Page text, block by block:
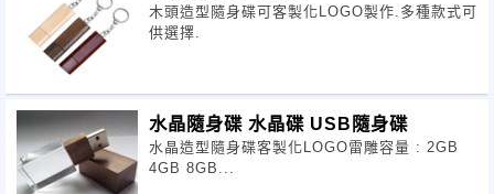
木頭造型隨身碟可客製化LOGO製作.多種款式可
供選擇.
水晶隨身碟 水晶碟 USB隨身碟
水晶造型隨身碟客製化LOGO雷雕容量 : 2GB
4GB 8GB...